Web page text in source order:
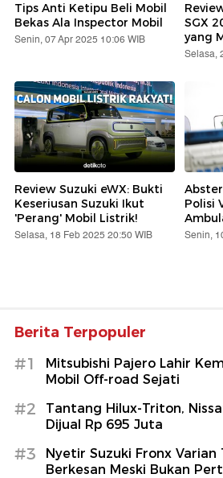
Tips Anti Ketipu Beli Mobil
Bekas Ala Inspector Mobil
Senin, 07 Apr 2025 10:06 WIB
SGX
yang
Selasa,
Review Suzuki eWX: Bukti
Keseriusan Suzuki Ikut
'Perang' Mobil Listrik!
Selasa, 18 Feb 2025 20:50 WIB
Polisi
Senin,
Berita Terpopuler
#1
Mitsubishi Pajero Lahir
Mobil Off-road Sejati
#2
Tantang Hilux-Triton,
Dijual Rp 695 Juta
#3
Nyetir Suzuki Fronx
Berkesan Meski Bukan